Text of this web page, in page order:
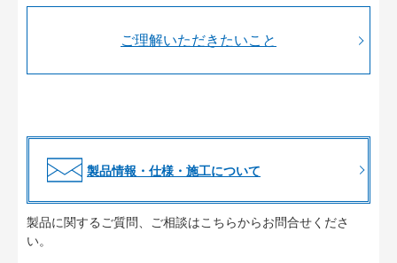
ご理解いただきたいこと
製品情報・仕様・施工について
製品に関するご質問、ご相談はこちらからお問合せくださ
い。